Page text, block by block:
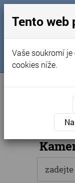
Tento web
Vaše soukromí
cookies níže.